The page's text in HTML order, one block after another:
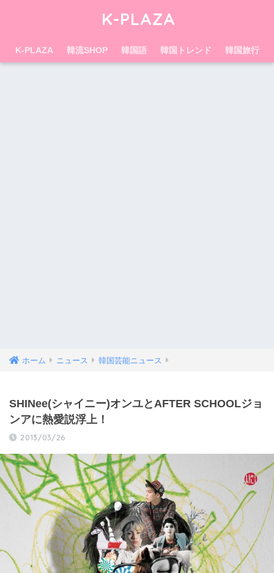
K-PLAZA
K-PLAZA 韓流SHOP 韓国語 韓国トレンド 韓国旅行
ホーム ニュース 韓国芸能ニュース
SHINee(シャイニー)オンユとAFTER SCHOOLジョ
ンアに熱愛説浮上！
2013/03/26